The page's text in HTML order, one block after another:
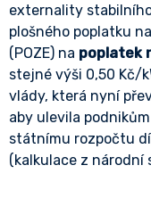
externality
plošného poplatku
(POZE) na poplatek
stejné výši 0,50 Kč/
vlády, která nyní
aby ulevila
státnímu rozpočtu
(kalkulace z národní